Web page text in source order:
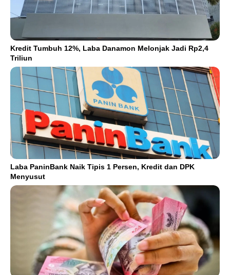
Kredit Tumbuh 12%, Laba Danamon Melonjak Jadi Rp2,4
Triliun
Laba PaninBank Naik Tipis 1 Persen, Kredit dan DPK
Menyusut